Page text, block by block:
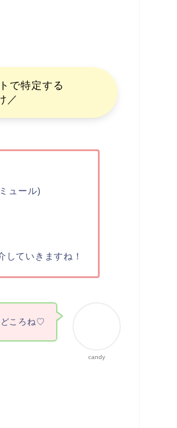
で特定する
／
ュール)
していきますね！
candy
どころね♡